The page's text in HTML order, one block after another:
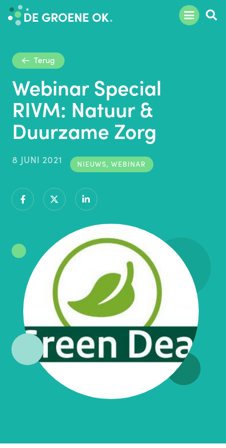
Terug
Webinar Special
RIVM: Natuur &
Duurzame Zorg
8 JUNI 2021 NIEUWS,WEBINAR